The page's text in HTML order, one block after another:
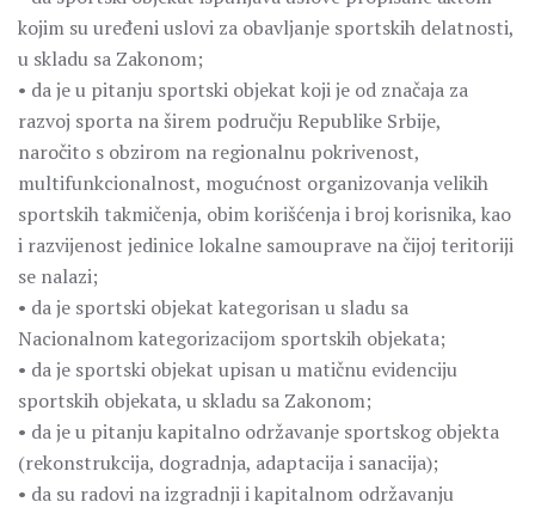
kojim su uređeni uslovi za obavljanje sportskih delatnosti,
u skladu sa Zakonom;
• da je u pitanju sportski objekat koji je od značaja za
razvoj sporta na širem području Republike Srbije,
naročito s obzirom na regionalnu pokrivenost,
multifunkcionalnost, mogućnost organizovanja velikih
sportskih takmičenja, obim korišćenja i broj korisnika, kao
i razvijenost jedinice lokalne samouprave na čijoj teritoriji
se nalazi;
• da je sportski objekat kategorisan u sladu sa
Nacionalnom kategorizacijom sportskih objekata;
• da je sportski objekat upisan u matičnu evidenciju
sportskih objekata, u skladu sa Zakonom;
• da je u pitanju kapitalno održavanje sportskog objekta
(rekonstrukcija, dogradnja, adaptacija i sanacija);
• da su radovi na izgradnji i kapitalnom održavanju